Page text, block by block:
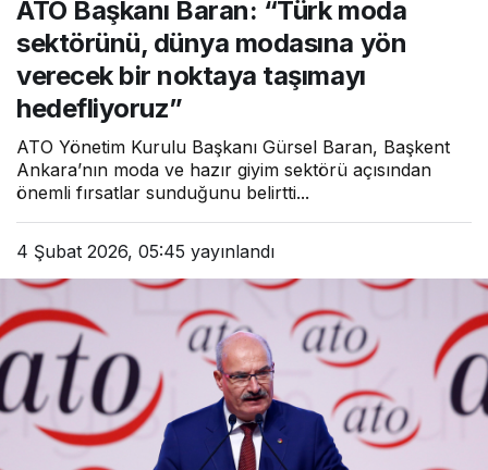
modasına yön verecek
bir noktaya taşımayı
hedefliyoruz”
ATO Başkanı Baran: “Türk moda
sektörünü, dünya modasına yön
verecek bir noktaya taşımayı
hedefliyoruz”
ATO Yönetim Kurulu Başkanı Gürsel Baran, Başkent
Ankara’nın moda ve hazır giyim sektörü açısından
önemli fırsatlar sunduğunu belirtti...
4 Şubat 2026, 05:45 yayınlandı